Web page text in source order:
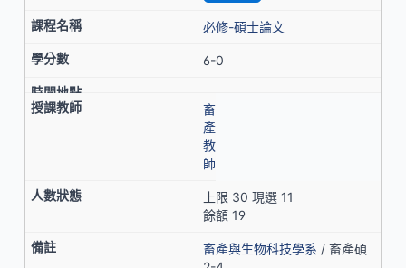
必修-碩士論文
6-0
畜
產
教
師
上限 30 現選 11
餘額 19
畜產與生物科技學系 / 畜產碩